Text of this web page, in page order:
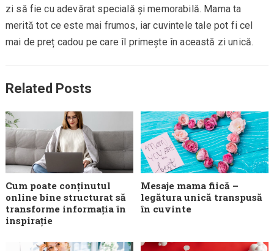
zi să fie cu adevărat specială și memorabilă. Mama ta
merită tot ce este mai frumos, iar cuvintele tale pot fi cel
mai de preț cadou pe care îl primește în această zi unică.
Related Posts
Cum poate conținutul
online bine structurat să
transforme informația în
inspirație
Mesaje mama fiică –
legătura unică transpusă
în cuvinte